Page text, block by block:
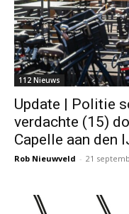
112 Nieuws
Update | Politie
verdachte (15)
Capelle aan den
Rob Nieuwveld - 21